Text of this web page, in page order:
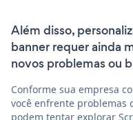
Além disso,
banner requer ainda
novos problemas ou
Conforme sua empresa
você enfrente problemas
podem tentar explorar